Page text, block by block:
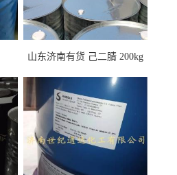
山东济南有货 己二腈 200kg